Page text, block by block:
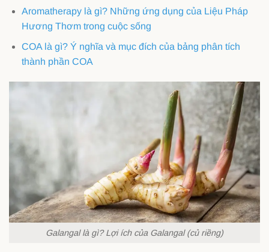
Aromatherapy là gì? Những ứng dụng của Liệu Pháp
Hương Thơm trong cuộc sống
COA là gì? Ý nghĩa và mục đích của bảng phân tích
thành phần COA
Galangal là gì? Lợi ích của Galangal (củ riềng)